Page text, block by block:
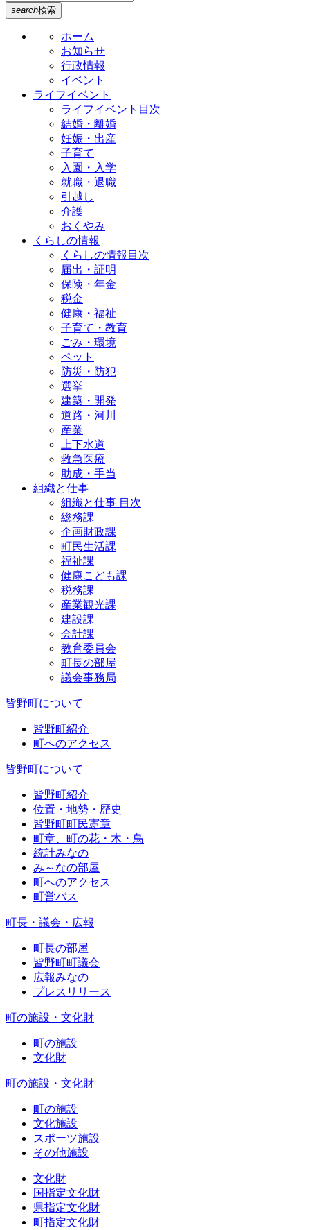
search検索
ホーム
お知らせ
行政情報
イベント
ライフイベント
ライフイベント目次
結婚・離婚
妊娠・出産
子育て
入園・入学
就職・退職
引越し
介護
おくやみ
くらしの情報
くらしの情報目次
届出・証明
保険・年金
税金
健康・福祉
子育て・教育
ごみ・環境
ペット
防災・防犯
選挙
建築・開発
道路・河川
産業
上下水道
救急医療
助成・手当
組織と仕事
組織と仕事 目次
総務課
企画財政課
町民生活課
福祉課
健康こども課
税務課
産業観光課
建設課
会計課
教育委員会
町長の部屋
議会事務局
皆野町について
皆野町紹介
町へのアクセス
皆野町について
皆野町紹介
位置・地勢・歴史
皆野町町民憲章
町章、町の花・木・鳥
統計みなの
み～なの部屋
町へのアクセス
町営バス
町長・議会・広報
町長の部屋
皆野町町議会
広報みなの
プレスリリース
町の施設・文化財
町の施設
文化財
町の施設・文化財
町の施設
文化施設
スポーツ施設
その他施設
文化財
国指定文化財
県指定文化財
町指定文化財